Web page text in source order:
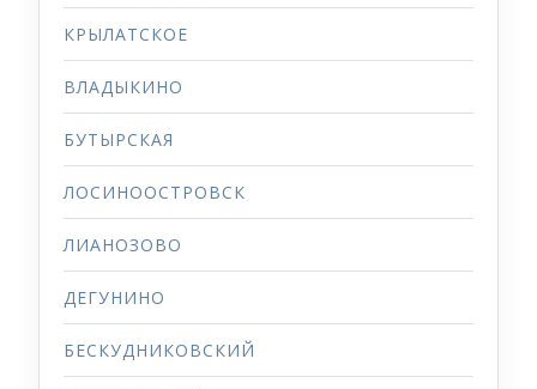
КРЫЛАТСКОЕ
ВЛАДЫКИНО
БУТЫРСКАЯ
ЛОСИНООСТРОВСК
ЛИАНОЗОВО
ДЕГУНИНО
БЕСКУДНИКОВСКИЙ